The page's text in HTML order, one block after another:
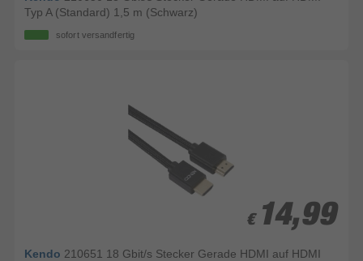
Typ A (Standard) 1,5 m (Schwarz)
sofort versandfertig
€ 14,99
€ 14,99
Kendo 210651 18 Gbit/s Stecker Gerade HDMI auf HDMI